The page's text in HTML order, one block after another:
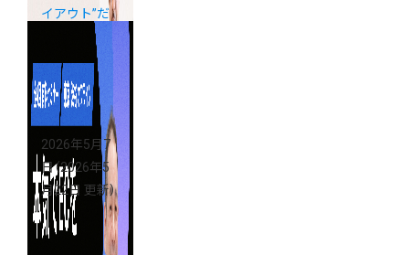
イアウト”だ
った！カラー
ミーショップ
支援金活用セ
ミナー」アー
カイブ配信の
ご案内
2026年5月7
日（2026年5
月22日 更新）